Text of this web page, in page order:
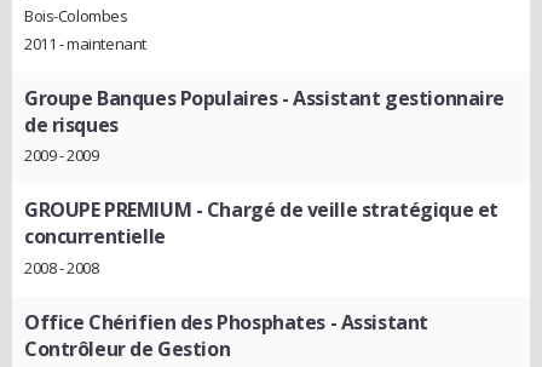
Bois-Colombes
2011 - maintenant
Groupe Banques Populaires- Assistant gestionnaire
de risques
2009 - 2009
GROUPE PREMIUM - Chargé de veille stratégique et
concurrentielle
2008 - 2008
Office Chérifien des Phosphates- Assistant
Contrôleur de Gestion